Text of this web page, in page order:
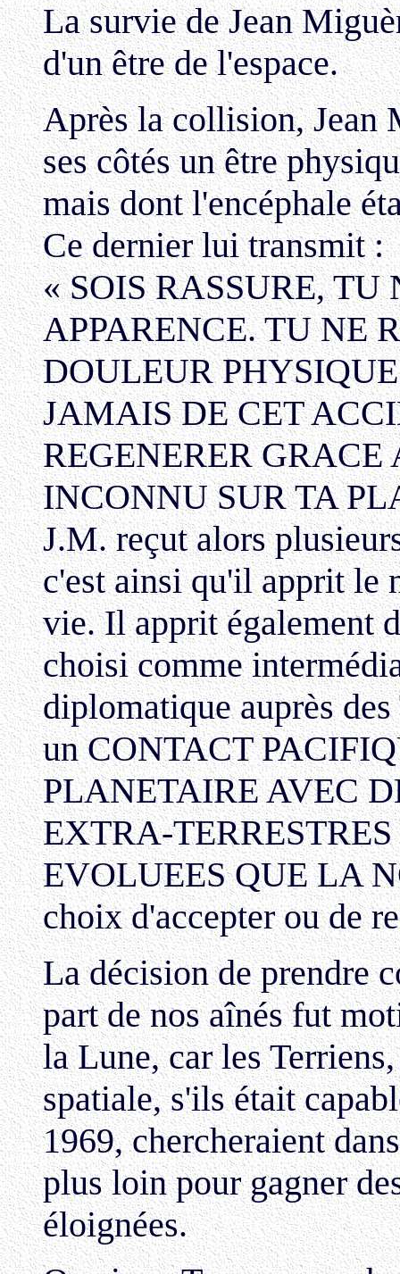
La survie de Jean
d'un être de l'espace.
Après la collision, Jean
ses côtés un être
mais dont l'encéphale
Ce dernier lui transmit :
« SOIS RASSURE, TU
APPARENCE. TU NE
DOULEUR
JAMAIS DE CET
REGENERER GRACE
INCONNU SUR TA
J.M. reçut alors
c'est ainsi qu'il apprit le
vie. Il apprit également
choisi comme
diplomatique auprès
un CONTACT
PLANETAIRE AVEC
EXTRA-
EVOLUEES QUE LA
choix d'accepter ou de
La décision de prendre
part de nos aînés fut
la Lune, car les
spatiale, s'ils était
1969, chercheraient
plus loin pour gagner
éloignées.